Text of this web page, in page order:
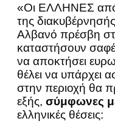
«Οι ΕΛΛΗΝΕΣ από
της
Αλβανό πρέσβη
καταστήσουν
να αποκτήσει
θέλει να υπάρχει
στην περιοχή θα
εξής, σύμφωνες με
ελληνικές θέσεις: